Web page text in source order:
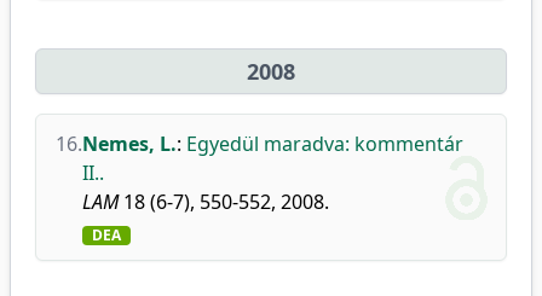
2008
16.Nemes, L.: Egyedül maradva: kommentár
II..
LAM18 (6-7), 550-552, 2008.
DEA